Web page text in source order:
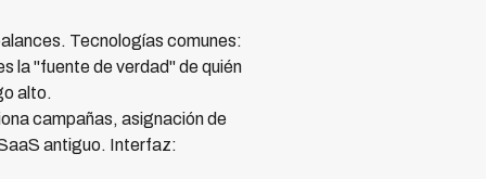
Tecnologías comunes:
la "fuente de verdad" de quién
alto.
campañas, asignación de
antiguo. Interfaz: